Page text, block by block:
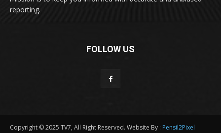
reporting.
FOLLOW US
Copyright © 2025 TV7, All Right Reserved. Website By : Pensil2Pixel